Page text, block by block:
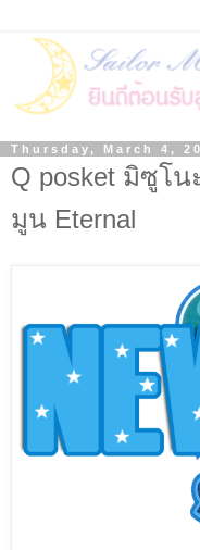
Thursday, March 4,
Q posket มิซูโ
มูน Eternal